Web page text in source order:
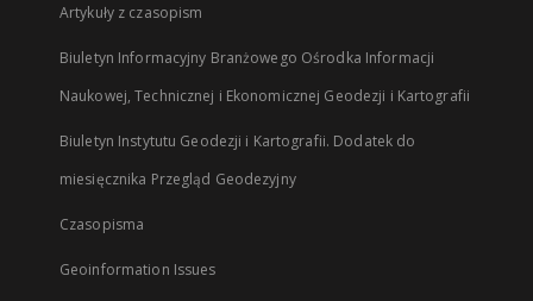
Artykuły z czasopism
Biuletyn Informacyjny Branżowego Ośrodka Informacji
Naukowej, Technicznej i Ekonomicznej Geodezji i Kartografii
Biuletyn Instytutu Geodezji i Kartografii. Dodatek do
miesięcznika Przegląd Geodezyjny
Czasopisma
Geoinformation Issues